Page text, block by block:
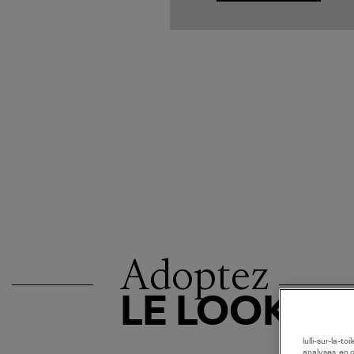
Adoptez
LE LOOK
lulli-sur-la-
analyses, en